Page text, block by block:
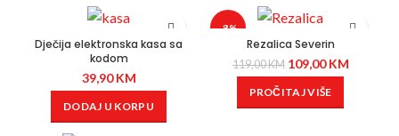
Dječija elektronska kasa sa
kodom
39,90KM
DODAJ U KORPU
-8%
Rezalica Severin
119,00KM 109,00KM
PROČITAJ VIŠE